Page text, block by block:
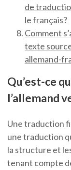
de
le français?
Comment
texte
allemand-
Qu’est-ce
l’allemand
Une traduction
une traduction
la structure et
tenant compte